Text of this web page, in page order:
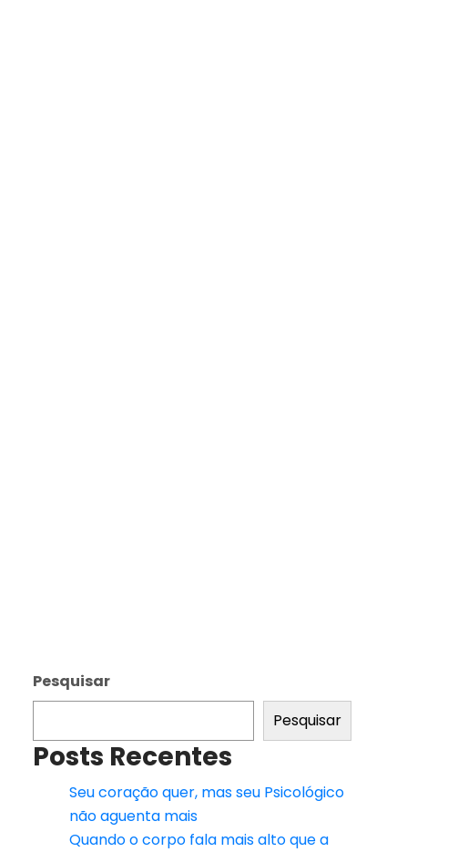
Pesquisar
Pesquisar
Posts Recentes
Seu coração quer, mas seu Psicológico
não aguenta mais
Quando o corpo fala mais alto que a